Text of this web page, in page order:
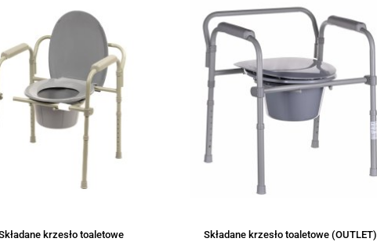
krzesło toaletowe Składane krzesło toaletowe (OUTLET)